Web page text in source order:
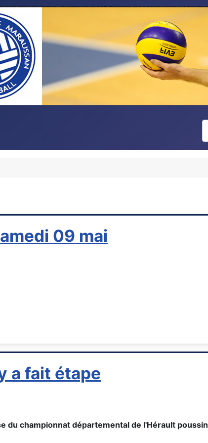
09 mai
a fait étape
du championnat départemental de l'Hérault poussin